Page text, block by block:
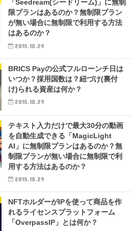
「Seedream(シードリーム)」に無制
限プランはあるのか？無制限プラン
が無い場合に無制限で利用する方法
はあるのか？
2015.10.29
BRICS Payの公式フルローンチ日は
いつか？採用国数は？紐づけ(裏付
け)られる資産は何か？
2015.10.29
テキスト入力だけで最大30分の動画
を自動生成できる「MagicLight
AI」に無制限プランはあるのか？無
制限プランが無い場合に無制限で利
用する方法はあるのか？
2015.10.29
NFTホルダーがIPを使って商品を作
れるライセンスプラットフォーム
「OverpassIP」とは何か？